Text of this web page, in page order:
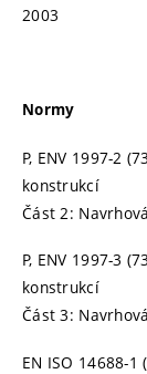
2003
Normy
P, ENV 1997-2
konstrukcí
Část 2:
P, ENV 1997-3
konstrukcí
Část 3:
EN ISO 14688-